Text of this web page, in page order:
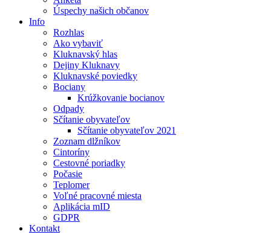
Úspechy našich občanov
Info
Rozhlas
Ako vybaviť
Kluknavský hlas
Dejiny Kluknavy
Kluknavské poviedky
Bociany
Krúžkovanie bocianov
Odpady
Sčítanie obyvateľov
Sčítanie obyvateľov 2021
Zoznam dlžníkov
Cintoríny
Cestovné poriadky
Počasie
Teplomer
Voľné pracovné miesta
Aplikácia mID
GDPR
Kontakt